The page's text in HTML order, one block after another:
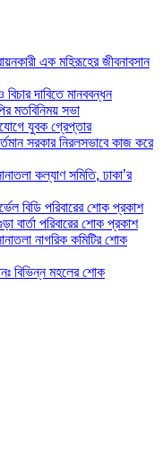
এক মহিরূহের জীবনাবসান
দাবিতে মানববন্ধন
মতবিনিময় সভা
যুবক গ্রেপ্তার
সরকার নিরলসভাবে কাজ করে
কল্যাণ সমিতি, ঢাকা’র
বিডি পরিবারের শোক প্রকাশ
বার্তা পরিবারের শোক প্রকাশ
নাগরিক কমিটির শোক
বিভিন্ন মহলের শোক